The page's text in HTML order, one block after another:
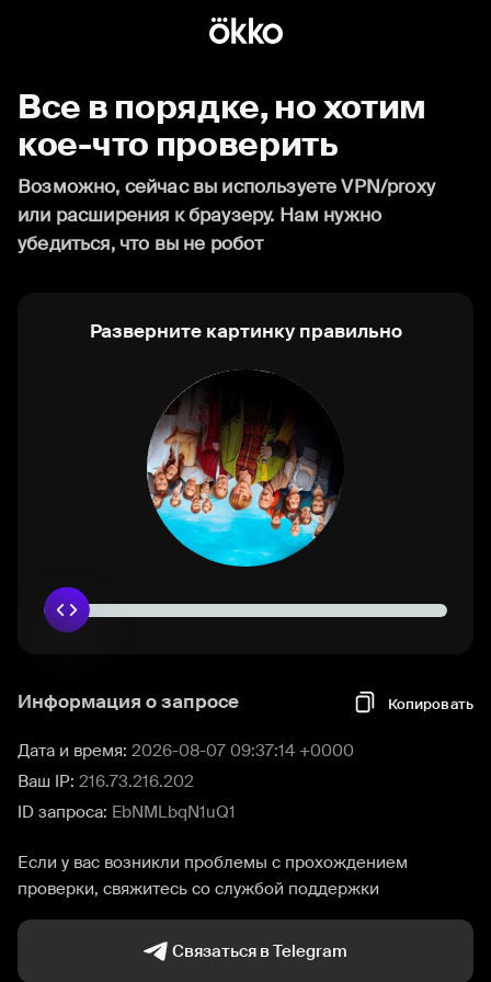
Все в порядке, но хотим
кое-что проверить
Возможно, сейчас вы используете VPN/proxy
или расширения к браузеру. Нам нужно
убедиться, что вы не робот
Разверните картинку правильно
Информация о запросе Копировать
Дата и время: 2026-08-07 09:37:14 +0000
Ваш IP: 216.73.216.202
ID запроса: EbNMLbqN1uQ1
Если у вас возникли проблемы с прохождением
проверки, свяжитесь со службой поддержки
Связаться в Telegram